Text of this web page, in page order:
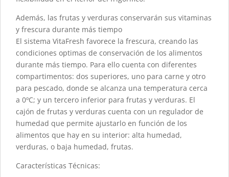
Además, las frutas y verduras conservarán sus vitaminas
y frescura durante más tiempo
El sistema VitaFresh favorece la frescura, creando las
condiciones optimas de conservación de los alimentos
durante más tiempo. Para ello cuenta con diferentes
compartimentos: dos superiores, uno para carne y otro
para pescado, donde se alcanza una temperatura cerca
a 0ºC; y un tercero inferior para frutas y verduras. El
cajón de frutas y verduras cuenta con un regulador de
humedad que permite ajustarlo en función de los
alimentos que hay en su interior: alta humedad,
verduras, o baja humedad, frutas.
Características Técnicas: